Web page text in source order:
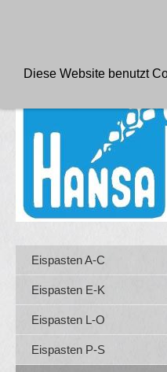
Eispasten A-C
Eispasten E-K
Eispasten L-O
Eispasten P-S
Diese Website benutzt